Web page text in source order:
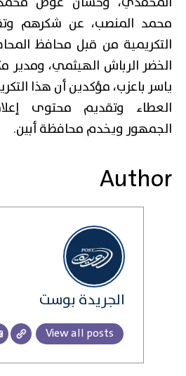
محمد المنصب، عن شكرهم
التكريمية من قبل محافظ
الخضر الرباش الهيثمي، ومدير
ياسر باعزب، مؤكدين أن هذا
العطاء وتقديم محتوى
الجمهور ويخدم محافظة أبين.
Author
الجريدة بوست
View all posts